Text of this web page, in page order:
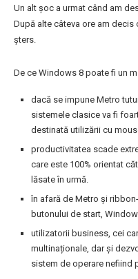
Un alt șoc a urmat când am
După alte câteva ore am decis
șters.
De ce Windows 8 poate fi un
dacă se impune Metro
sistemele clasice va fi
destinată utilizării cu
productivitatea scade
care este 100% orientat
lăsate în urmă.
în afară de Metro și
butonului de start,
utilizatorii business, cei
multinaționale, dar și
sistem de operare nefiind